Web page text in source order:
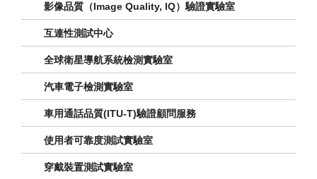
影像品質（Image Quality, IQ）驗證實驗室
互連性測試中心
全球衛星導航系統檢測實驗室
汽車電子檢測實驗室
車用通話品質(ITU-T)驗證顧問服務
使用者可靠度測試實驗室
穿戴裝置測試實驗室